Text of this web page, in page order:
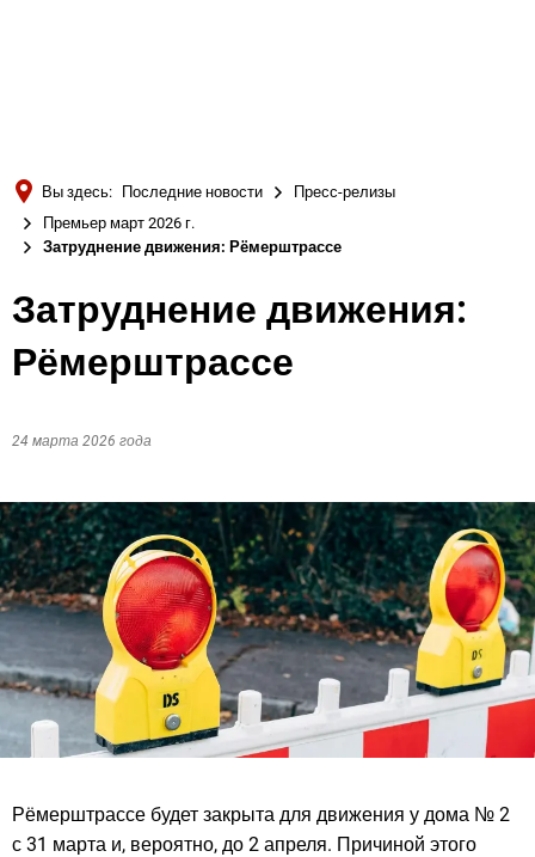
Български
Вы здесь: Последние новости
Пресс-релизы
Премьер март 2026 г.
Затруднение движения: Рёмерштрассе
Затруднение движения:
Рёмерштрассе
24 марта 2026 года
Рёмерштрассе будет закрыта для движения у дома № 2
с 31 марта и, вероятно, до 2 апреля. Причиной этого